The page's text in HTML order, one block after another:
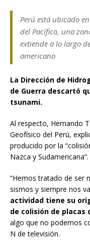
Perú está ubicado
del Pacífico, una
extiende a lo largo
americano
La Dirección de
de Guerra descartó
tsunami.
Al respecto, Hernando
Geofísico del Perú,
producido por la
Nazca y Sudamericana”.
“Hemos tratado de ser
sismos y siempre nos
actividad tiene su
de colisión de
algo que no podemos
N de televisión.